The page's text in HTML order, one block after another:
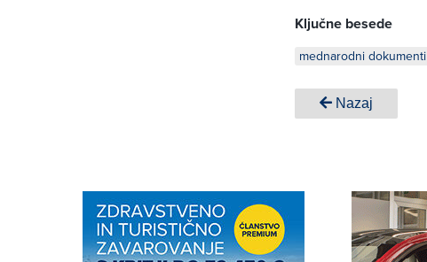
Ključne besede
mednarodni dokumenti
Nazaj